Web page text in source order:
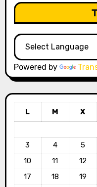
Powered by
L M X
3
4 5
10
11 12
17
18 19